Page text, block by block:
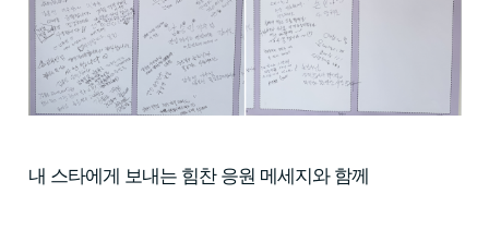
내 스타에게 보내는 힘찬 응원 메세지와 함께